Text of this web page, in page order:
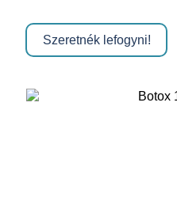
Szeretnék lefogyni!